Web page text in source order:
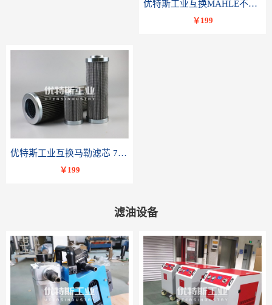
优特斯工业互换MAHLE不锈钢液压油滤芯PI23040RNPS10
￥199
优特斯工业互换马勒滤芯 77681075PI8508 DRG 100
￥199
滤油设备